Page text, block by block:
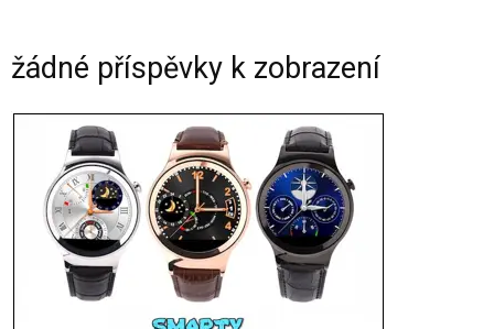
žádné příspěvky k zobrazení